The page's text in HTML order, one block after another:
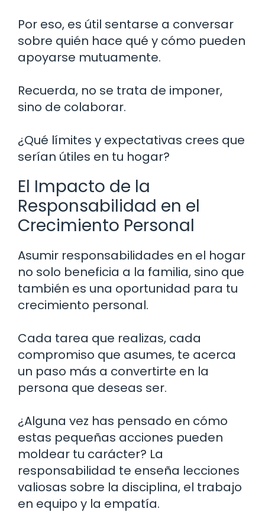
Por eso, es útil sentarse a conversar
sobre quién hace qué y cómo pueden
apoyarse mutuamente.
Recuerda, no se trata de imponer,
sino de colaborar.
¿Qué límites y expectativas crees que
serían útiles en tu hogar?
El Impacto de la
Responsabilidad en el
Crecimiento Personal
Asumir responsabilidades en el hogar
no solo beneficia a la familia, sino que
también es una oportunidad para tu
crecimiento personal.
Cada tarea que realizas, cada
compromiso que asumes, te acerca
un paso más a convertirte en la
persona que deseas ser.
¿Alguna vez has pensado en cómo
estas pequeñas acciones pueden
moldear tu carácter? La
responsabilidad te enseña lecciones
valiosas sobre la disciplina, el trabajo
en equipo y la empatía.